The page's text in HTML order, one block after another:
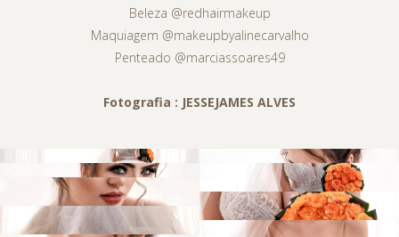
Beleza @redhairmakeup
Maquiagem @makeupbyalinecarvalho
Penteado @marciassoares49
Fotografia : JESSEJAMES ALVES